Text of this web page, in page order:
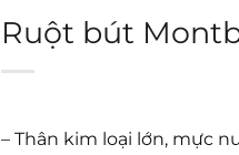
Ruột bút
– Thân kim loại lớn, mực